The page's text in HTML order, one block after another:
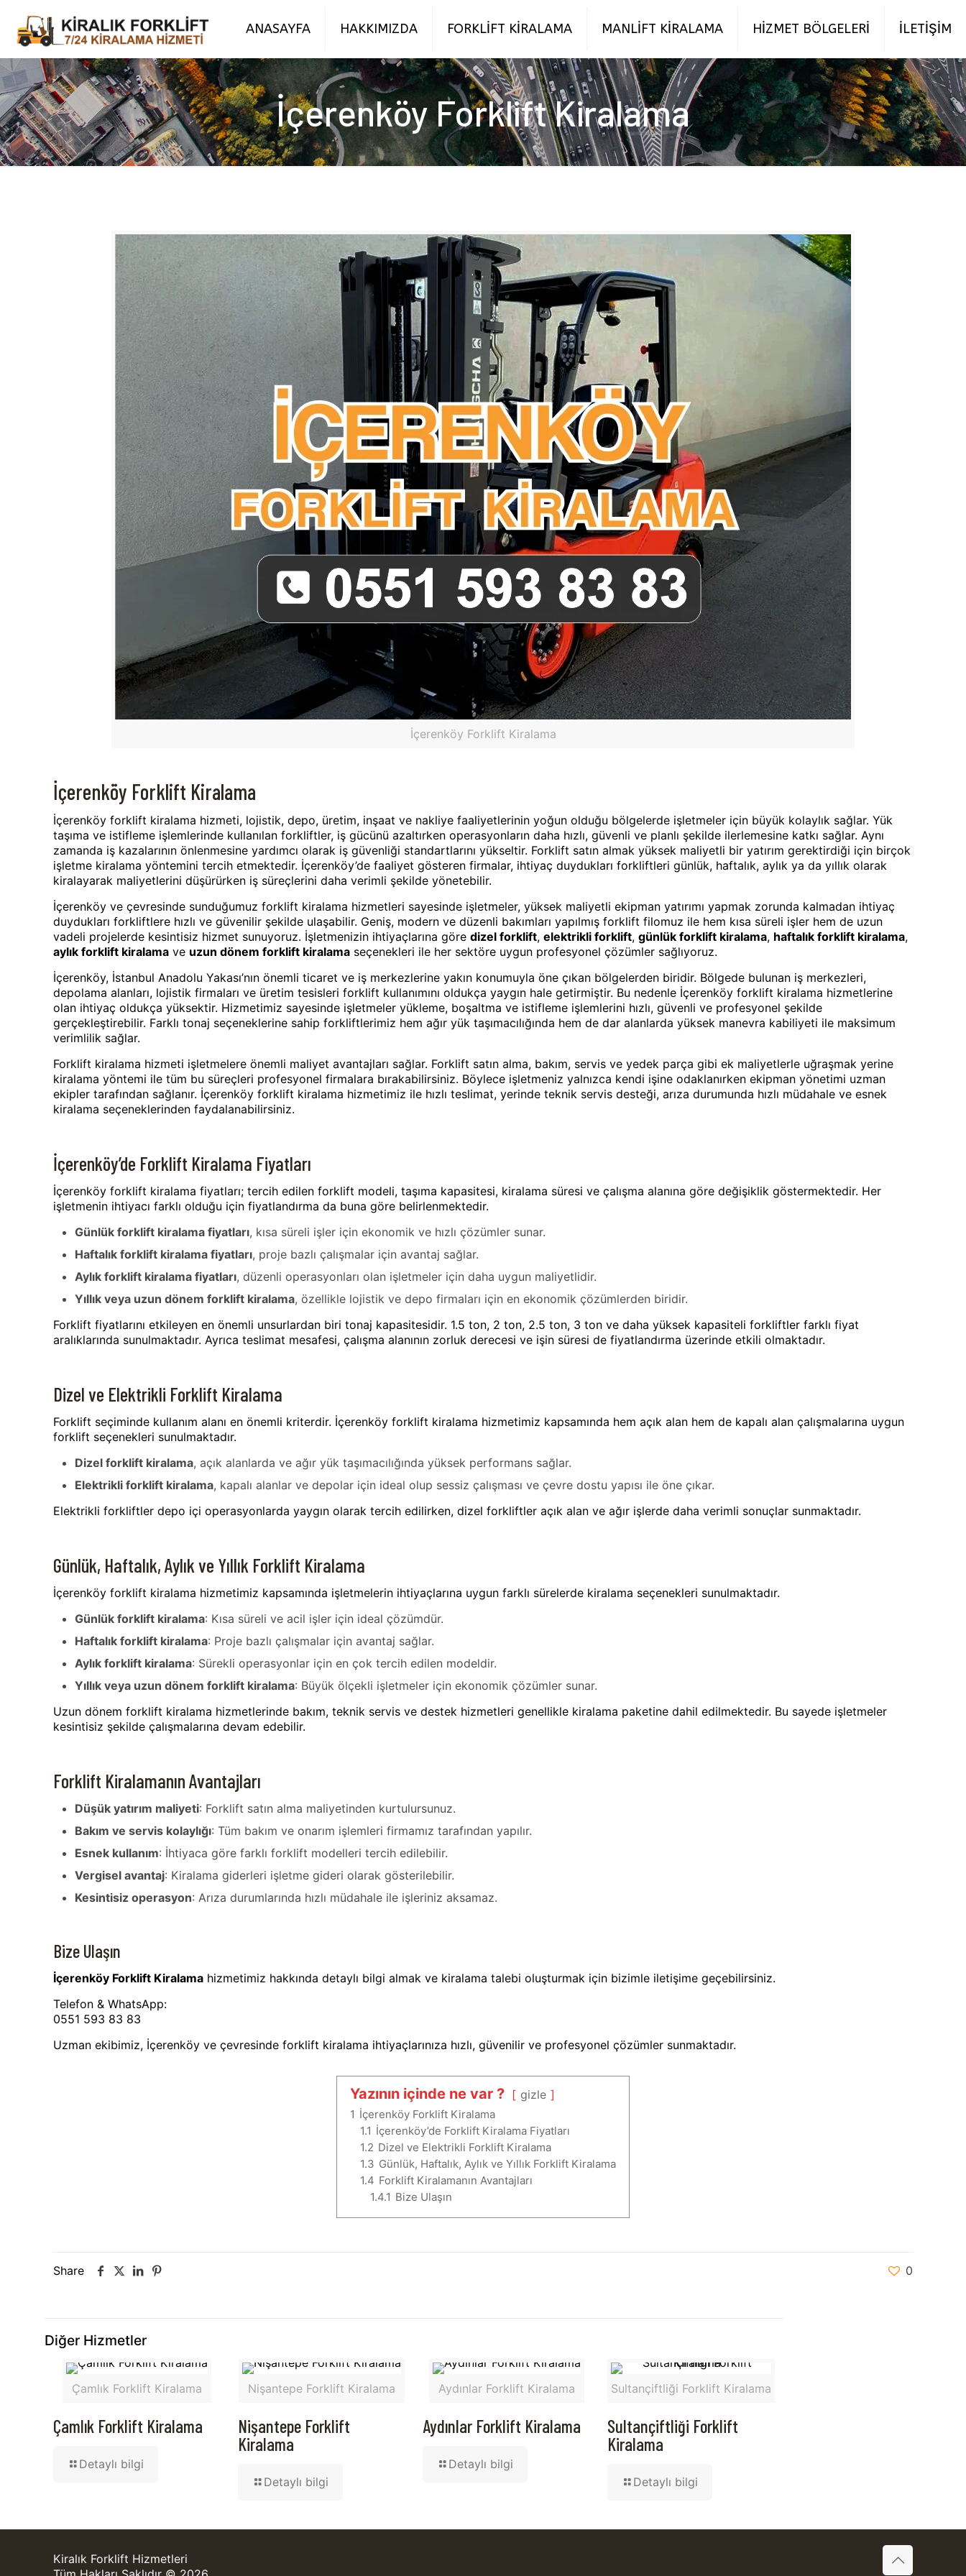
ANASAYFA HAKKIMIZDA FORKLİFT KİRALAMA MANLİFT KİRALAMA HİZMET BÖLGELERİ İLETİŞİM
İçerenköy Forklift Kiralama
İçerenköy Forklift Kiralama
İçerenköy Forklift Kiralama
İçerenköy forklift kiralama hizmeti, lojistik, depo, üretim, inşaat ve nakliye faaliyetlerinin yoğun olduğu bölgelerde işletmeler için büyük kolaylık sağlar. Yük
taşıma ve istifleme işlemlerinde kullanılan forkliftler, iş gücünü azaltırken operasyonların daha hızlı, güvenli ve planlı şekilde ilerlemesine katkı sağlar. Aynı
zamanda iş kazalarının önlenmesine yardımcı olarak iş güvenliği standartlarını yükseltir. Forklift satın almak yüksek maliyetli bir yatırım gerektirdiği için birçok
işletme kiralama yöntemini tercih etmektedir. İçerenköy’de faaliyet gösteren firmalar, ihtiyaç duydukları forkliftleri günlük, haftalık, aylık ya da yıllık olarak
kiralayarak maliyetlerini düşürürken iş süreçlerini daha verimli şekilde yönetebilir.
İçerenköy ve çevresinde sunduğumuz forklift kiralama hizmetleri sayesinde işletmeler, yüksek maliyetli ekipman yatırımı yapmak zorunda kalmadan ihtiyaç
duydukları forkliftlere hızlı ve güvenilir şekilde ulaşabilir. Geniş, modern ve düzenli bakımları yapılmış forklift filomuz ile hem kısa süreli işler hem de uzun
vadeli projelerde kesintisiz hizmet sunuyoruz. İşletmenizin ihtiyaçlarına göredizel forklift,elektrikli forklift,günlük forklift kiralama, haftalık forklift kiralama,
aylık forklift kiralama ve uzun dönem forklift kiralama seçenekleri ile her sektöre uygun profesyonel çözümler sağlıyoruz.
İçerenköy, İstanbul Anadolu Yakası’nın önemli ticaret ve iş merkezlerine yakın konumuyla öne çıkan bölgelerden biridir. Bölgede bulunan iş merkezleri,
depolama alanları, lojistik firmaları ve üretim tesisleri forklift kullanımını oldukça yaygın hale getirmiştir. Bu nedenle İçerenköy forklift kiralama hizmetlerine
olan ihtiyaç oldukça yüksektir. Hizmetimiz sayesinde işletmeler yükleme, boşaltma ve istifleme işlemlerini hızlı, güvenli ve profesyonel şekilde
gerçekleştirebilir. Farklı tonaj seçeneklerine sahip forkliftlerimiz hem ağır yük taşımacılığında hem de dar alanlarda yüksek manevra kabiliyeti ile maksimum
verimlilik sağlar.
Forklift kiralama hizmeti işletmelere önemli maliyet avantajları sağlar. Forklift satın alma, bakım, servis ve yedek parça gibi ek maliyetlerle uğraşmak yerine
kiralama yöntemi ile tüm bu süreçleri profesyonel firmalara bırakabilirsiniz. Böylece işletmeniz yalnızca kendi işine odaklanırken ekipman yönetimi uzman
ekipler tarafından sağlanır. İçerenköy forklift kiralama hizmetimiz ile hızlı teslimat, yerinde teknik servis desteği, arıza durumunda hızlı müdahale ve esnek
kiralama seçeneklerinden faydalanabilirsiniz.
İçerenköy’de Forklift Kiralama Fiyatları
İçerenköy forklift kiralama fiyatları; tercih edilen forklift modeli, taşıma kapasitesi, kiralama süresi ve çalışma alanına göre değişiklik göstermektedir. Her
işletmenin ihtiyacı farklı olduğu için fiyatlandırma da buna göre belirlenmektedir.
Günlük forklift kiralama fiyatları, kısa süreli işler için ekonomik ve hızlı çözümler sunar.
Haftalık forklift kiralama fiyatları, proje bazlı çalışmalar için avantaj sağlar.
Aylık forklift kiralama fiyatları, düzenli operasyonları olan işletmeler için daha uygun maliyetlidir.
Yıllık veya uzun dönem forklift kiralama, özellikle lojistik ve depo firmaları için en ekonomik çözümlerden biridir.
Forklift fiyatlarını etkileyen en önemli unsurlardan biri tonaj kapasitesidir. 1.5 ton, 2 ton, 2.5 ton, 3 ton ve daha yüksek kapasiteli forkliftler farklı fiyat
aralıklarında sunulmaktadır. Ayrıca teslimat mesafesi, çalışma alanının zorluk derecesi ve işin süresi de fiyatlandırma üzerinde etkili olmaktadır.
Dizel ve Elektrikli Forklift Kiralama
Forklift seçiminde kullanım alanı en önemli kriterdir. İçerenköy forklift kiralama hizmetimiz kapsamında hem açık alan hem de kapalı alan çalışmalarına uygun
forklift seçenekleri sunulmaktadır.
Dizel forklift kiralama, açık alanlarda ve ağır yük taşımacılığında yüksek performans sağlar.
Elektrikli forklift kiralama, kapalı alanlar ve depolar için ideal olup sessiz çalışması ve çevre dostu yapısı ile öne çıkar.
Elektrikli forkliftler depo içi operasyonlarda yaygın olarak tercih edilirken, dizel forkliftler açık alan ve ağır işlerde daha verimli sonuçlar sunmaktadır.
Günlük, Haftalık, Aylık ve Yıllık Forklift Kiralama
İçerenköy forklift kiralama hizmetimiz kapsamında işletmelerin ihtiyaçlarına uygun farklı sürelerde kiralama seçenekleri sunulmaktadır.
Günlük forklift kiralama: Kısa süreli ve acil işler için ideal çözümdür.
Haftalık forklift kiralama: Proje bazlı çalışmalar için avantaj sağlar.
Aylık forklift kiralama: Sürekli operasyonlar için en çok tercih edilen modeldir.
Yıllık veya uzun dönem forklift kiralama: Büyük ölçekli işletmeler için ekonomik çözümler sunar.
Uzun dönem forklift kiralama hizmetlerinde bakım, teknik servis ve destek hizmetleri genellikle kiralama paketine dahil edilmektedir. Bu sayede işletmeler
kesintisiz şekilde çalışmalarına devam edebilir.
Forklift Kiralamanın Avantajları
Düşük yatırım maliyeti: Forklift satın alma maliyetinden kurtulursunuz.
Bakım ve servis kolaylığı: Tüm bakım ve onarım işlemleri firmamız tarafından yapılır.
Esnek kullanım: İhtiyaca göre farklı forklift modelleri tercih edilebilir.
Vergisel avantaj: Kiralama giderleri işletme gideri olarak gösterilebilir.
Kesintisiz operasyon: Arıza durumlarında hızlı müdahale ile işleriniz aksamaz.
Bize Ulaşın
İçerenköy Forklift Kiralama hizmetimiz hakkında detaylı bilgi almak ve kiralama talebi oluşturmak için bizimle iletişime geçebilirsiniz.
Telefon & WhatsApp:
0551 593 83 83
Uzman ekibimiz, İçerenköy ve çevresinde forklift kiralama ihtiyaçlarınıza hızlı, güvenilir ve profesyonel çözümler sunmaktadır.
Yazının içinde ne var ? gizle
1 İçerenköy Forklift Kiralama
1.1 İçerenköy’de Forklift Kiralama Fiyatları
1.2 Dizel ve Elektrikli Forklift Kiralama
1.3 Günlük, Haftalık, Aylık ve Yıllık Forklift Kiralama
1.4 Forklift Kiralamanın Avantajları
1.4.1 Bize Ulaşın
Share 0
Diğer Hizmetler
Çamlık Forklift Kiralama
Çamlık Forklift Kiralama
Detaylı bilgi
Nişantepe Forklift Kiralama
Nişantepe Forklift
Kiralama
Detaylı bilgi
Aydınlar Forklift Kiralama
Aydınlar Forklift Kiralama
Detaylı bilgi
Sultançiftliği Forklift Kiralama
Sultançiftliği Forklift
Kiralama
Detaylı bilgi
Kiralık Forklift Hizmetleri